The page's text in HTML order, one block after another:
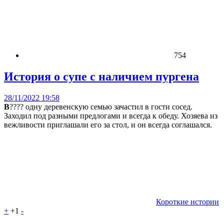
754
История о супе с наличием пургена
28/11/2022 19:58
В???? одну деревенскую семью зачастил в гости сосед.
Заходил под разными предлогами и всегда к обеду. Хозяева из
вежливости приглашали его за стол, и он всегда соглашался.
Короткие истории
+ +1 -